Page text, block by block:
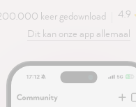
keer gedownload
4.9
Dit kan onze app allemaal